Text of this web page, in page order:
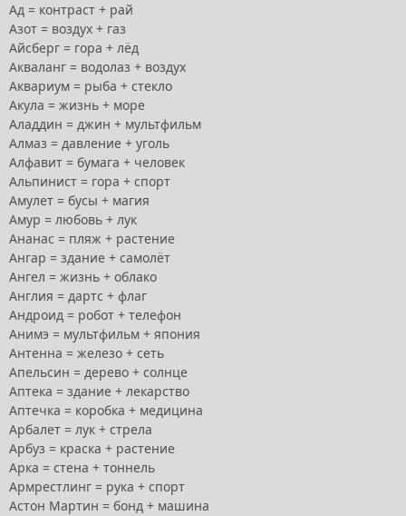
Ад = контраст + рай
Азот = воздух + газ
Айсберг = гора + лёд
Акваланг = водолаз + воздух
Аквариум = рыба + стекло
Акула = жизнь + море
Аладдин = джин + мультфильм
Алмаз = давление + уголь
Алфавит = бумага + человек
Альпинист = гора + спорт
Амулет = бусы + магия
Амур = любовь + лук
Ананас = пляж + растение
Ангар = здание + самолёт
Ангел = жизнь + облако
Англия = дартс + флаг
Андроид = робот + телефон
Анимэ = мультфильм + япония
Антенна = железо + сеть
Апельсин = дерево + солнце
Аптека = здание + лекарство
Аптечка = коробка + медицина
Арбалет = лук + стрела
Арбуз = краска + растение
Арка = стена + тоннель
Армрестлинг = рука + спорт
Астон Мартин = бонд + машина